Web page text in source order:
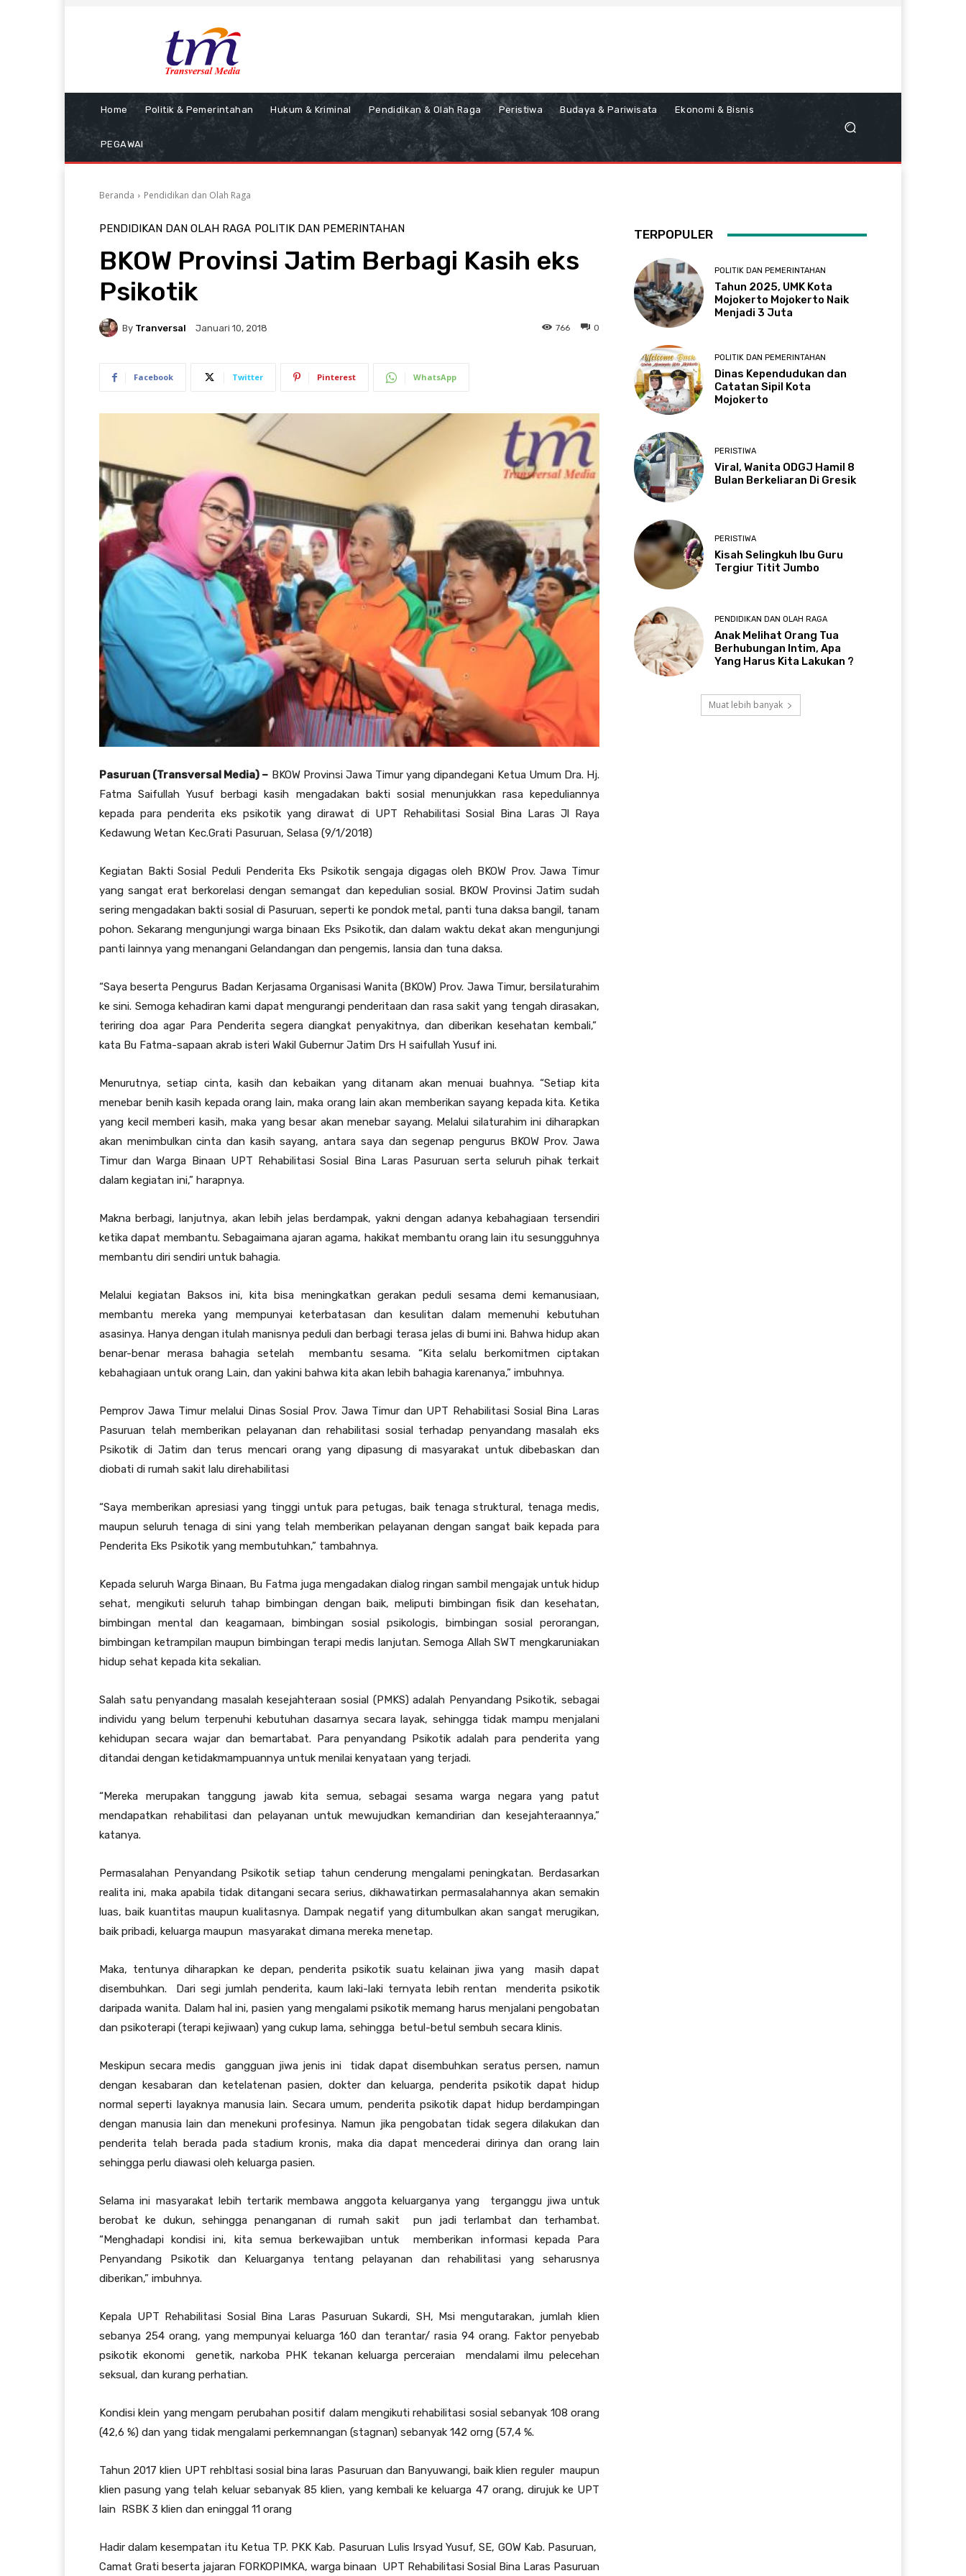
Home Politik & Pemerintahan Hukum & Kriminal Pendidikan & Olah Raga Peristiwa Budaya & Pariwisata Ekonomi & Bisnis
PEGAWAI
Beranda Pendidikan dan Olah Raga
PENDIDIKAN DAN OLAH RAGA POLITIK DAN PEMERINTAHAN
BKOW Provinsi Jatim Berbagi Kasih eks
Psikotik
By Tranversal Januari 10, 2018 0
766
Facebook Twitter Pinterest WhatsApp
Pasuruan (Transversal Media) – BKOW Provinsi Jawa Timur yang dipandegani Ketua Umum Dra. Hj.
Fatma Saifullah Yusuf berbagi kasih mengadakan bakti sosial menunjukkan rasa kepeduliannya
kepada para penderita eks psikotik yang dirawat di UPT Rehabilitasi Sosial Bina Laras Jl Raya
Kedawung Wetan Kec.Grati Pasuruan, Selasa (9/1/2018)
Kegiatan Bakti Sosial Peduli Penderita Eks Psikotik sengaja digagas oleh BKOW Prov. Jawa Timur
yang sangat erat berkorelasi dengan semangat dan kepedulian sosial. BKOW Provinsi Jatim sudah
sering mengadakan bakti sosial di Pasuruan, seperti ke pondok metal, panti tuna daksa bangil, tanam
pohon. Sekarang mengunjungi warga binaan Eks Psikotik, dan dalam waktu dekat akan mengunjungi
panti lainnya yang menangani Gelandangan dan pengemis, lansia dan tuna daksa.
“Saya beserta Pengurus Badan Kerjasama Organisasi Wanita (BKOW) Prov. Jawa Timur, bersilaturahim
ke sini. Semoga kehadiran kami dapat mengurangi penderitaan dan rasa sakit yang tengah dirasakan,
teriring doa agar Para Penderita segera diangkat penyakitnya, dan diberikan kesehatan kembali,”
kata Bu Fatma-sapaan akrab isteri Wakil Gubernur Jatim Drs H saifullah Yusuf ini.
Menurutnya, setiap cinta, kasih dan kebaikan yang ditanam akan menuai buahnya. “Setiap kita
menebar benih kasih kepada orang lain, maka orang lain akan memberikan sayang kepada kita. Ketika
yang kecil memberi kasih, maka yang besar akan menebar sayang. Melalui silaturahim ini diharapkan
akan menimbulkan cinta dan kasih sayang, antara saya dan segenap pengurus BKOW Prov. Jawa
Timur dan Warga Binaan UPT Rehabilitasi Sosial Bina Laras Pasuruan serta seluruh pihak terkait
dalam kegiatan ini,” harapnya.
Makna berbagi, lanjutnya, akan lebih jelas berdampak, yakni dengan adanya kebahagiaan tersendiri
ketika dapat membantu. Sebagaimana ajaran agama, hakikat membantu orang lain itu sesungguhnya
membantu diri sendiri untuk bahagia.
Melalui kegiatan Baksos ini, kita bisa meningkatkan gerakan peduli sesama demi kemanusiaan,
membantu mereka yang mempunyai keterbatasan dan kesulitan dalam memenuhi kebutuhan
asasinya. Hanya dengan itulah manisnya peduli dan berbagi terasa jelas di bumi ini. Bahwa hidup akan
benar-benar merasa bahagia setelah membantu sesama. “Kita selalu berkomitmen ciptakan
kebahagiaan untuk orang Lain, dan yakini bahwa kita akan lebih bahagia karenanya,” imbuhnya.
Pemprov Jawa Timur melalui Dinas Sosial Prov. Jawa Timur dan UPT Rehabilitasi Sosial Bina Laras
Pasuruan telah memberikan pelayanan dan rehabilitasi sosial terhadap penyandang masalah eks
Psikotik di Jatim dan terus mencari orang yang dipasung di masyarakat untuk dibebaskan dan
diobati di rumah sakit lalu direhabilitasi
“Saya memberikan apresiasi yang tinggi untuk para petugas, baik tenaga struktural, tenaga medis,
maupun seluruh tenaga di sini yang telah memberikan pelayanan dengan sangat baik kepada para
Penderita Eks Psikotik yang membutuhkan,” tambahnya.
Kepada seluruh Warga Binaan, Bu Fatma juga mengadakan dialog ringan sambil mengajak untuk hidup
sehat, mengikuti seluruh tahap bimbingan dengan baik, meliputi bimbingan fisik dan kesehatan,
bimbingan mental dan keagamaan, bimbingan sosial psikologis, bimbingan sosial perorangan,
bimbingan ketrampilan maupun bimbingan terapi medis lanjutan. Semoga Allah SWT mengkaruniakan
hidup sehat kepada kita sekalian.
Salah satu penyandang masalah kesejahteraan sosial (PMKS) adalah Penyandang Psikotik, sebagai
individu yang belum terpenuhi kebutuhan dasarnya secara layak, sehingga tidak mampu menjalani
kehidupan secara wajar dan bemartabat. Para penyandang Psikotik adalah para penderita yang
ditandai dengan ketidakmampuannya untuk menilai kenyataan yang terjadi.
“Mereka merupakan tanggung jawab kita semua, sebagai sesama warga negara yang patut
mendapatkan rehabilitasi dan pelayanan untuk mewujudkan kemandirian dan kesejahteraannya,”
katanya.
Permasalahan Penyandang Psikotik setiap tahun cenderung mengalami peningkatan. Berdasarkan
realita ini, maka apabila tidak ditangani secara serius, dikhawatirkan permasalahannya akan semakin
luas, baik kuantitas maupun kualitasnya. Dampak negatif yang ditumbulkan akan sangat merugikan,
baik pribadi, keluarga maupun masyarakat dimana mereka menetap.
Maka, tentunya diharapkan ke depan, penderita psikotik suatu kelainan jiwa yang masih dapat
disembuhkan. Dari segi jumlah penderita, kaum laki-laki ternyata lebih rentan menderita psikotik
daripada wanita. Dalam hal ini, pasien yang mengalami psikotik memang harus menjalani pengobatan
dan psikoterapi (terapi kejiwaan) yang cukup lama, sehingga betul-betul sembuh secara klinis.
Meskipun secara medis gangguan jiwa jenis ini tidak dapat disembuhkan seratus persen, namun
dengan kesabaran dan ketelatenan pasien, dokter dan keluarga, penderita psikotik dapat hidup
normal seperti layaknya manusia lain. Secara umum, penderita psikotik dapat hidup berdampingan
dengan manusia lain dan menekuni profesinya. Namun jika pengobatan tidak segera dilakukan dan
penderita telah berada pada stadium kronis, maka dia dapat mencederai dirinya dan orang lain
sehingga perlu diawasi oleh keluarga pasien.
Selama ini masyarakat lebih tertarik membawa anggota keluarganya yang terganggu jiwa untuk
berobat ke dukun, sehingga penanganan di rumah sakit pun jadi terlambat dan terhambat.
“Menghadapi kondisi ini, kita semua berkewajiban untuk memberikan informasi kepada Para
Penyandang Psikotik dan Keluarganya tentang pelayanan dan rehabilitasi yang seharusnya
diberikan,” imbuhnya.
Kepala UPT Rehabilitasi Sosial Bina Laras Pasuruan Sukardi, SH, Msi mengutarakan, jumlah klien
sebanya 254 orang, yang mempunyai keluarga 160 dan terantar/ rasia 94 orang. Faktor penyebab
psikotik ekonomi genetik, narkoba PHK tekanan keluarga perceraian mendalami ilmu pelecehan
seksual, dan kurang perhatian.
Kondisi klein yang mengam perubahan positif dalam mengikuti rehabilitasi sosial sebanyak 108 orang
(42,6 %) dan yang tidak mengalami perkemnangan (stagnan) sebanyak 142 orng (57,4 %.
Tahun 2017 klien UPT rehbltasi sosial bina laras Pasuruan dan Banyuwangi, baik klien reguler maupun
klien pasung yang telah keluar sebanyak 85 klien, yang kembali ke keluarga 47 orang, dirujuk ke UPT
lain RSBK 3 klien dan eninggal 11 orang
Hadir dalam kesempatan itu Ketua TP. PKK Kab. Pasuruan Lulis Irsyad Yusuf, SE, GOW Kab. Pasuruan,
Camat Grati beserta jajaran FORKOPIMKA, warga binaan UPT Rehabilitasi Sosial Bina Laras Pasuruan
TERPOPULER
POLITIK DAN PEMERINTAHAN
Tahun 2025, UMK Kota
Mojokerto Mojokerto Naik
Menjadi 3 Juta
POLITIK DAN PEMERINTAHAN
Dinas Kependudukan dan
Catatan Sipil Kota
Mojokerto
PERISTIWA
Viral, Wanita ODGJ Hamil 8
Bulan Berkeliaran Di Gresik
PERISTIWA
Kisah Selingkuh Ibu Guru
Tergiur Titit Jumbo
PENDIDIKAN DAN OLAH RAGA
Anak Melihat Orang Tua
Berhubungan Intim, Apa
Yang Harus Kita Lakukan ?
Muat lebih banyak